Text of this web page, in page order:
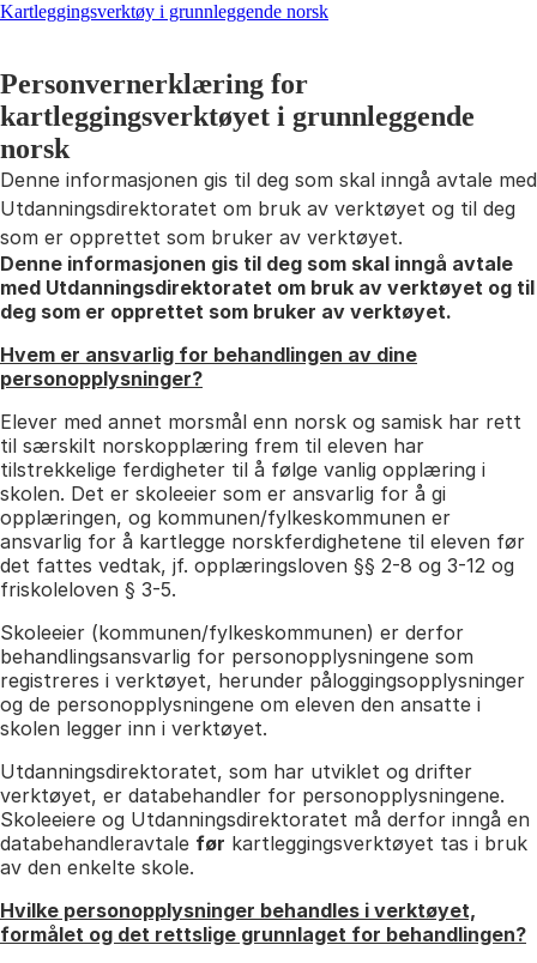
Kartleggingsverktøy i grunnleggende norsk
Personvernerklæring for
kartleggingsverktøyet i grunnleggende
norsk
Denne informasjonen gis til deg som skal inngå avtale med
Utdanningsdirektoratet om bruk av verktøyet og til deg
som er opprettet som bruker av verktøyet.
Denne informasjonen gis til deg som skal inngå avtale
med Utdanningsdirektoratet om bruk av verktøyet og til
deg som er opprettet som bruker av verktøyet.
Hvem er ansvarlig for behandlingen av dine
personopplysninger?
Elever med annet morsmål enn norsk og samisk har rett
til særskilt norskopplæring frem til eleven har
tilstrekkelige ferdigheter til å følge vanlig opplæring i
skolen. Det er skoleeier som er ansvarlig for å gi
opplæringen, og kommunen/fylkeskommunen er
ansvarlig for å kartlegge norskferdighetene til eleven før
det fattes vedtak, jf. opplæringsloven §§ 2-8 og 3-12 og
friskoleloven § 3-5.
Skoleeier (kommunen/fylkeskommunen) er derfor
behandlingsansvarlig for personopplysningene som
registreres i verktøyet, herunder påloggingsopplysninger
og de personopplysningene om eleven den ansatte i
skolen legger inn i verktøyet.
Utdanningsdirektoratet, som har utviklet og drifter
verktøyet, er databehandler for personopplysningene.
Skoleeiere og Utdanningsdirektoratet må derfor inngå en
databehandleravtale før kartleggingsverktøyet tas i bruk
av den enkelte skole.
Hvilke personopplysninger behandles i verktøyet,
formålet og det rettslige grunnlaget for behandlingen?